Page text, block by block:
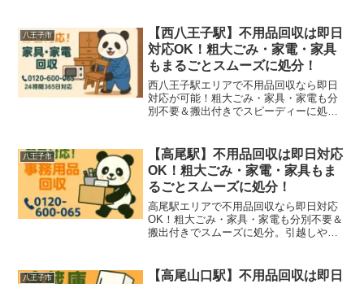
八王子市
【西八王子駅】不用品回収は即日
対応OK！粗大ごみ・家電・家具
もまるごとスムーズに処分！
西八王子駅エリアで不用品回収なら即日
対応が可能！粗大ごみ・家具・家電も分
別不要＆搬出付きでスピーディーに処分
八王子市
【高尾駅】不用品回収は即日対応
OK！粗大ごみ・家電・家具もま
るごとスムーズに処分！
高尾駅エリアで不用品回収なら即日対応
OK！粗大ごみ・家具・家電も分別不要＆
搬出付きでスムーズに処分。引越しや空
八王子市
【高尾山口駅】不用品回収は即日